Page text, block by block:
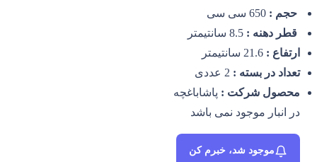
حجم : 650 سی سی
قطر دهنه :
ارتفاع :
تعداد در بسته : 2 عددی
محصول شرکت : پاشاباغچه
در انبار موجود نمی باشد
موجود شد، خبرم کن